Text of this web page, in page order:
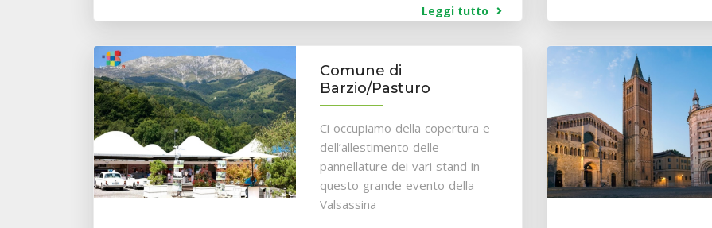
Leggi tutto
Comune di
Barzio/Pasturo
Ci occupiamo della copertura e
dell’allestimento delle
pannellature dei vari stand in
questo grande evento della
Valsassina